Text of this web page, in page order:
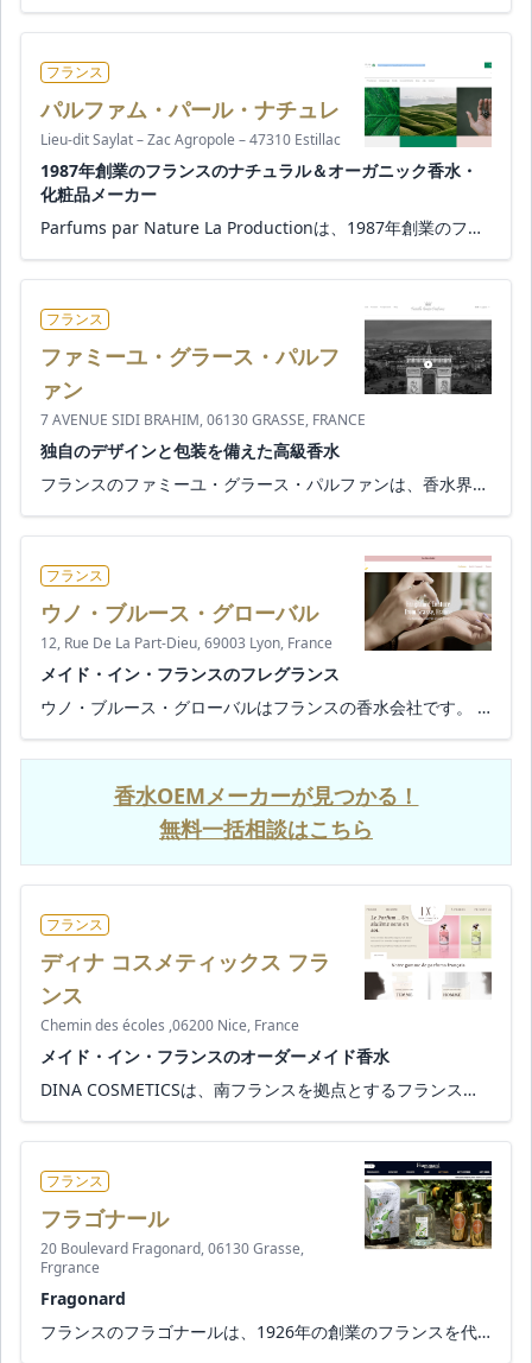
フランス
パルファム・パール・ナチュレ
Lieu-dit Saylat – Zac Agropole – 47310 Estillac
1987年創業のフランスのナチュラル＆オーガニック香水・
化粧品メーカー
Parfums par Nature La Productionは、1987年創業のフランスのナチュラル＆オーガニック香水・化粧品メーカーです。 「メイ...
フランス
ファミーユ・グラース・パルフ
ァン
7 AVENUE SIDI BRAHIM, 06130 GRASSE, FRANCE
独自のデザインと包装を備えた高級香水
フランスのファミーユ・グラース・パルファンは、香水界の中心地グラースに拠点があります。 独自のデザインと包装を備えた...
フランス
ウノ・ブルース・グローバル
12, Rue De La Part-Dieu, 69003 Lyon, France
メイド・イン・フランスのフレグランス
ウノ・ブルース・グローバルはフランスの香水会社です。 フランスのグラースとイギリスのロンドンにオフィスを構えています...
香水OEMメーカーが見つかる！
無料一括相談はこちら
フランス
ディナ コスメティックス フラ
ンス
Chemin des écoles ,06200 Nice, France
メイド・イン・フランスのオーダーメイド香水
DINA COSMETICSは、南フランスを拠点とするフランスの香水メーカーです。 自社工場で生産されるフレグランス製品は、フラン...
フランス
フラゴナール
20 Boulevard Fragonard, 06130 Grasse,
Frgrance
Fragonard
フランスのフラゴナールは、1926年の創業のフランスを代表する香水ブランドです。 コートダジュールの3つの工場で製品を製造...